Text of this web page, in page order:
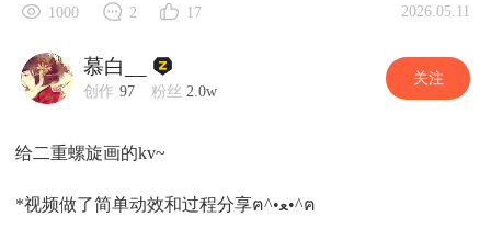
1000 2 17 2026.05.11
慕白__
创作 97 粉丝 2.0w
关注
给二重螺旋画的kv~
*视频做了简单动效和过程分享ฅ^•ﻌ•^ฅ